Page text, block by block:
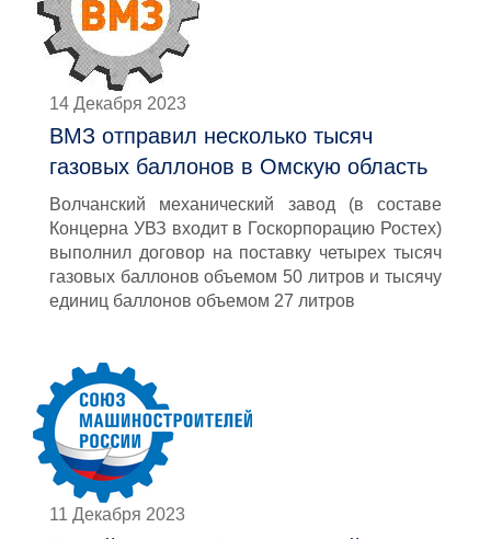
14 Декабря 2023
ВМЗ отправил несколько тысяч
газовых баллонов в Омскую область
Волчанский механический завод (в составе
Концерна УВЗ входит в Госкорпорацию Ростех)
выполнил договор на поставку четырех тысяч
газовых баллонов объемом 50 литров и тысячу
единиц баллонов объемом 27 литров
11 Декабря 2023